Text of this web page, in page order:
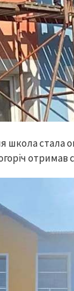
школа
отримав